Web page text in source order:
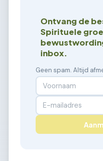
Ontvang de
Spirituele
inbox.
Geen spam. Altijd